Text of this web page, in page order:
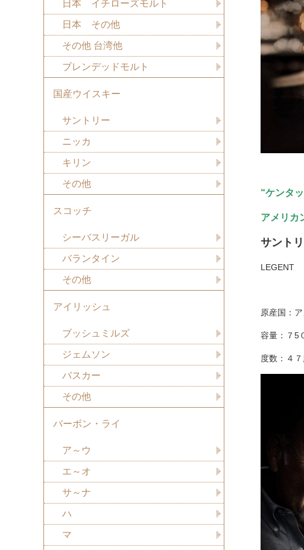
“ケンタ
アメリカ
サント
LEGENT
原産国：
容量：７5
度数：４
日本 イチローズモルト
日本 その他
その他 台湾他
ブレンデッドモルト
国産ウイスキー
サントリー
ニッカ
キリン
その他
スコッチ
シーバスリーガル
バランタイン
その他
アイリッシュ
ブッシュミルズ
ジェムソン
バスカー
その他
バーボン・ライ
ア～ウ
エ～オ
サ～ナ
ハ
マ